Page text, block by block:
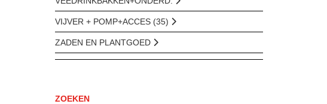
VIJVER + POMP+ACCES (35)
ZADEN EN PLANTGOED
ZOEKEN